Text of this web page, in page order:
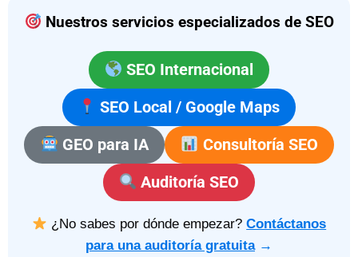
Nuestros servicios especializados de SEO
SEO Internacional
SEO Local / Google Maps
GEO para IA
Consultoría SEO
Auditoría SEO
¿No sabes por dónde empezar?Contáctanos
para una auditoría gratuita→